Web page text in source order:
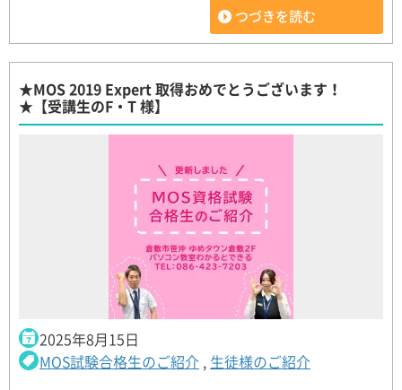
つづきを読む
★MOS 2019 Expert 取得おめでとうございます！
★【受講生のF・T 様】
2025年8月15日
MOS試験合格生のご紹介 , 生徒様のご紹介